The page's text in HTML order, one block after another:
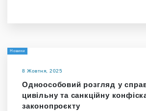
Новини
8 Жовтня, 2025
Одноособовий розгляд у
цивільну та санкційну
законопроєкту